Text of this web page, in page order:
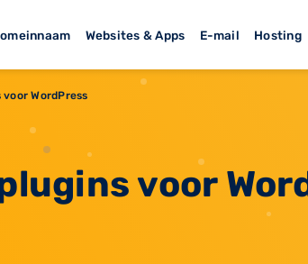
Websites & Apps E-mail Hosting
voor WordPress
voor